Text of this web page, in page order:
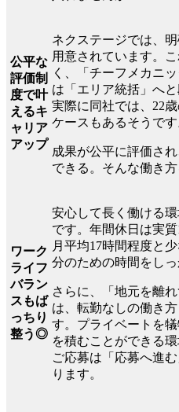
公平な
評価制
度で叶
えるキ
ャリア
アップ
ネクステージでは、
用意されています。
く、「チーフメカニ
は「エリア統括」へ
実際に同社では、22
ケースもあるそうです
成果が公平に評価さ
できる。そんな働き
ワーク
ライフ
バラン
スもば
っちり
整う◎
安心して長く働ける
です。年間休日は実
月平均17時間程度と
分のための時間をしっ
さらに、「地元を離
は、転勤なしの働き
す。プライベートを
を積むことができる環
ご応募は「応募へ進
ります。